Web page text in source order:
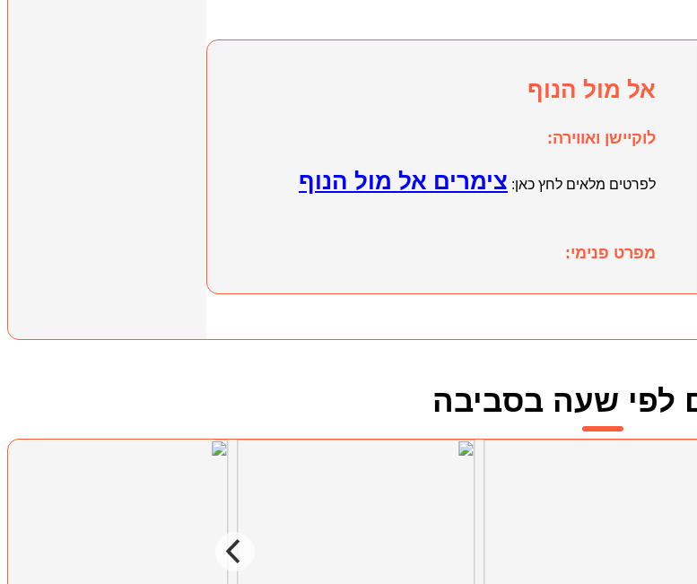
אל מול הנוף
לוקיישן ואווירה:
לפרטים מלאים לחץ כאן: צימרים אל מול הנוף
מפרט פנימי:
לפי שעה בסביבה